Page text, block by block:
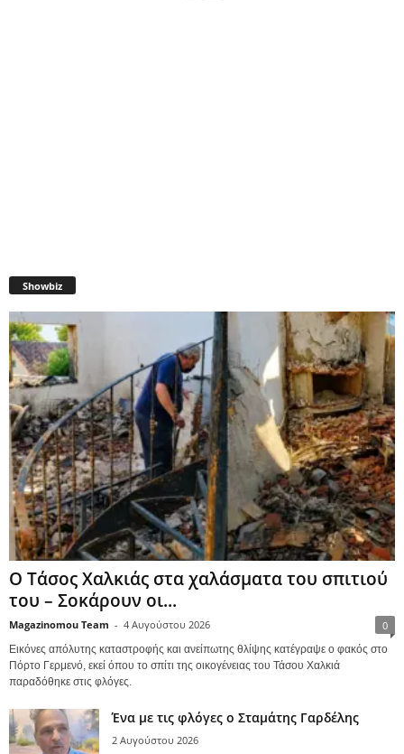
Showbiz
Ο Τάσος Χαλκιάς στα χαλάσματα του σπιτιού
του – Σοκάρουν οι...
Magazinomou Team - 4 Αυγούστου 2026 0
Εικόνες απόλυτης καταστροφής και ανείπωτης θλίψης κατέγραψε ο φακός στο
Πόρτο Γερμενό, εκεί όπου το σπίτι της οικογένειας του Τάσου Χαλκιά
παραδόθηκε στις φλόγες.
Ένα με τις φλόγες ο Σταμάτης Γαρδέλης
2 Αυγούστου 2026